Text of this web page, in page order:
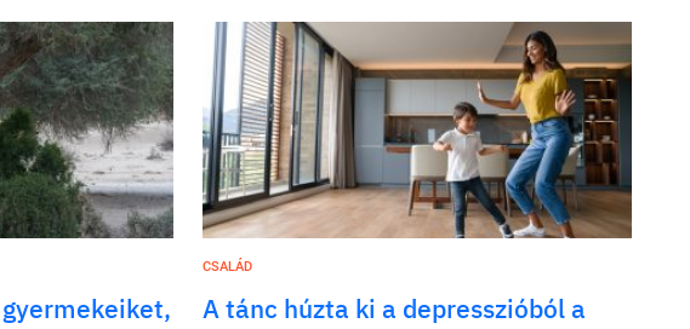
CSALÁD
A tánc húzta ki a depresszióból a